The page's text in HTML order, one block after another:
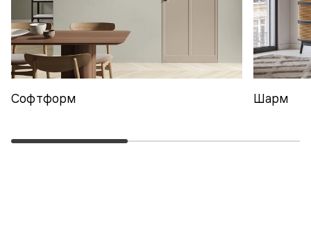
Софтформ Шарм